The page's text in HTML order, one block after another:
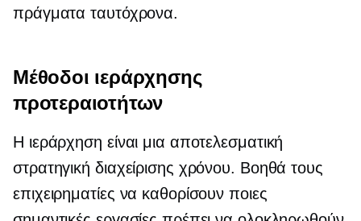
πράγματα ταυτόχρονα.
Μέθοδοι ιεράρχησης
προτεραιοτήτων
Η ιεράρχηση είναι μια αποτελεσματική
στρατηγική διαχείρισης χρόνου. Βοηθά τους
επιχειρηματίες να καθορίσουν ποιες